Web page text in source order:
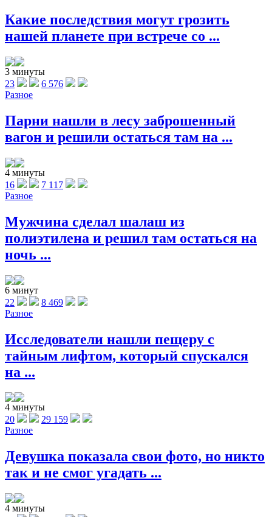
Какие последствия могут грозить
нашей планете при встрече со ...
3 минуты
23
6 576
Разное
Парни нашли в лесу заброшенный
вагон и решили остаться там на ...
4 минуты
16
7 117
Разное
Мужчина сделал шалаш из
полиэтилена и решил там остаться на
ночь ...
6 минут
22
8 469
Разное
Исследователи нашли пещеру с
тайным лифтом, который спускался
на ...
4 минуты
20
29 159
Разное
Девушка показала свои фото, но никто
так и не смог угадать ...
4 минуты